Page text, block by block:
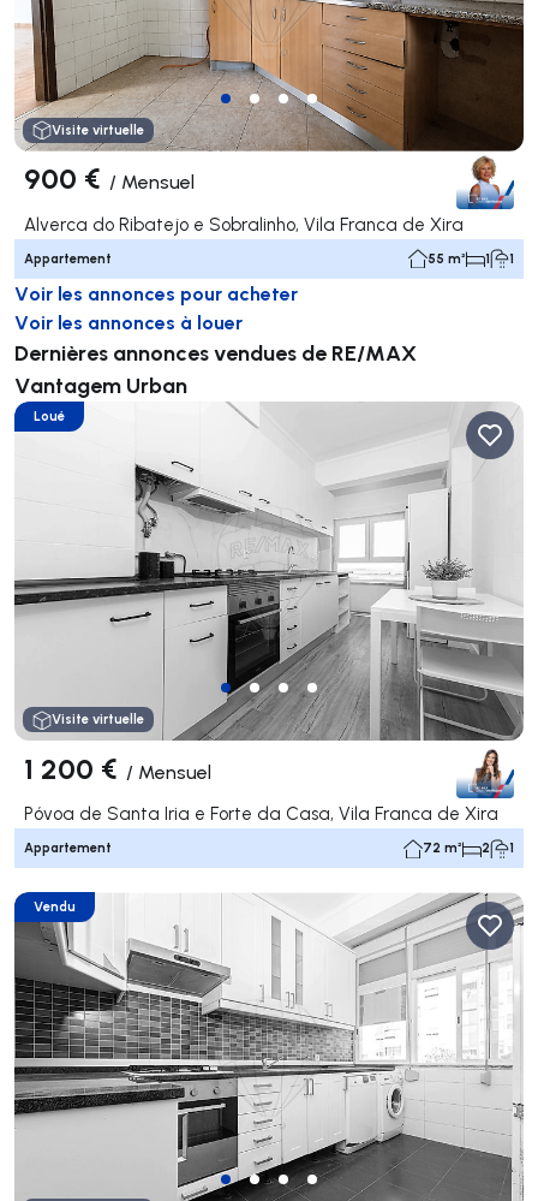
Visite virtuelle
900 € / Mensuel
Alverca do Ribatejo e Sobralinho, Vila Franca de Xira
Appartement 55 m² 1 1
Voir les annonces pour acheter
Voir les annonces à louer
Dernières annonces vendues de RE/MAX
Vantagem Urban
Loué
Visite virtuelle
1 200 € / Mensuel
Póvoa de Santa Iria e Forte da Casa, Vila Franca de Xira
Appartement 72 m² 2 1
Vendu